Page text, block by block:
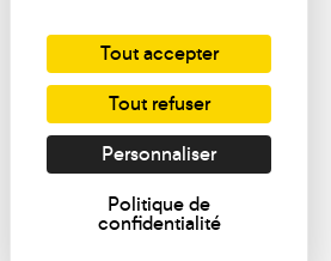
Tout accepter
Tout refuser
Personnaliser
Politique de
confidentialité